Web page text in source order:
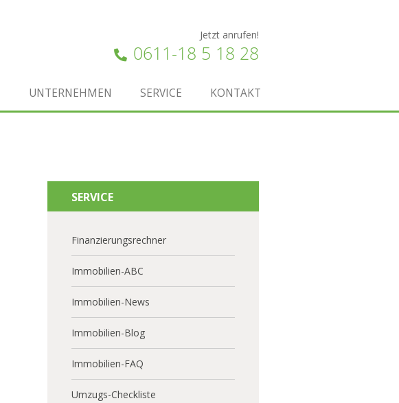
Jetzt anrufen!
0611-18 5 18 28
UNTERNEHMEN SERVICE KONTAKT
SERVICE
Finanzierungsrechner
Immobilien-ABC
Immobilien-News
Immobilien-Blog
Immobilien-FAQ
Umzugs-Checkliste